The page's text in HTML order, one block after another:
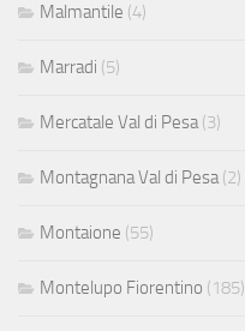
Malmantile (4)
Marradi (5)
Mercatale Val di Pesa(3)
Montagnana Val di Pesa(2)
Montaione (55)
Montelupo Fiorentino (185)